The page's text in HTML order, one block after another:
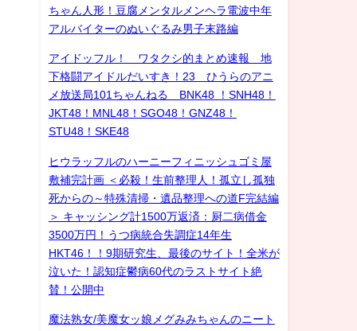
ちゃん人形！豆腐メンタルメンヘラ電波中年
アルバイターのぬいぐるみ男子末路編
アイドッフル！ ワタクシ的まとめ速報 地
下格闘アイドルだいすき！23 ひうらのアニ
メ放送局101ちゃんねる BNK48 ！SNH48！
JKT48！MNL48！SGO48！GNZ48！
STU48！SKE48
ヒウラッフルのハーニーフィニッシュゴミ屋
敷補完計画 ＜必殺！生前整理人！孤立し孤独
死からの～特殊清掃・遺品整理への道F完結編
＞ キャッシング計1500万返済：厨二病借金
3500万円！うつ病統合失調症14年生
HKT46！！9期研究生、最後のサイト！全米が
泣いた！認知症鬱病60代のラストサイト絶
賛！公開中
魔法熟女/美魔女ッ娘メグみみちゃんのニート